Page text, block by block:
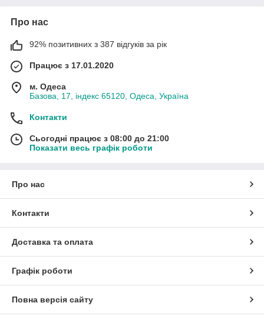
Про нас
92% позитивних з 387 відгуків за рік
Працює з 17.01.2020
м. Одеса
Базова, 17, індекс 65120, Одеса, Україна
Контакти
Сьогодні працює з 08:00 до 21:00
Показати весь графік роботи
Про нас
Контакти
Доставка та оплата
Графік роботи
Повна версія сайту